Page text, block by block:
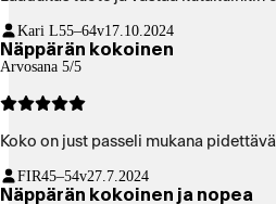
Kari L55–64v17.10.2024
Näppärän kokoinen
Arvosana 5/5
Koko on just passeli mukana
FIR45–54v27.7.2024
Näppärän kokoinen ja nopea